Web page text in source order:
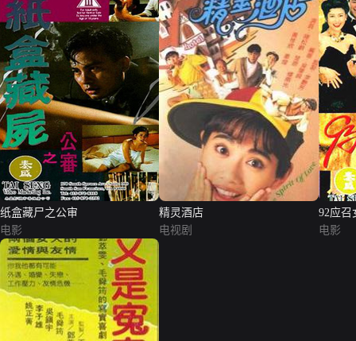
纸盒藏尸之公审
电影
精灵酒店
电视剧
92应召
电影